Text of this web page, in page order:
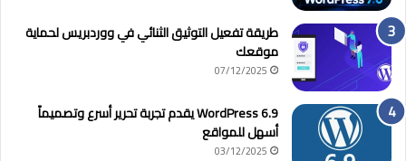
طريقة تفعيل التوثيق الثنائي في ووردبريس لحماية
موقعك
07/12/2025
WordPress 6.9 يقدم تجربة تحرير أسرع وتصميماً
أسهل للمواقع
03/12/2025